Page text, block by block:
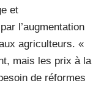
et
l’augmentation
agriculteurs. «
mais les prix à la
de réformes